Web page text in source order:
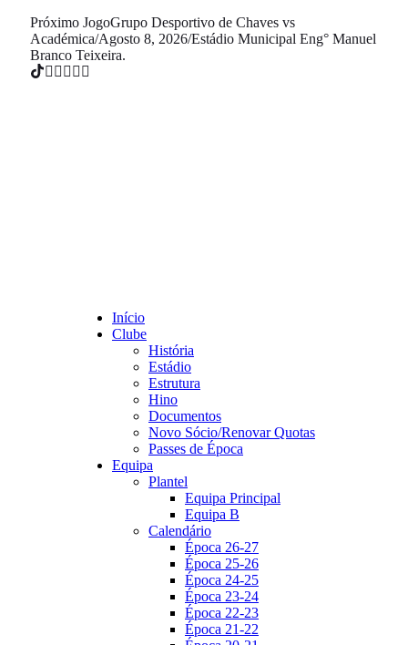
Próximo JogoGrupo Desportivo de Chaves vs
Académica/Agosto 8, 2026/Estádio Municipal Eng° Manuel
Branco Teixeira.
Início
Clube
História
Estádio
Estrutura
Hino
Documentos
Novo Sócio/Renovar Quotas
Passes de Época
Equipa
Plantel
Equipa Principal
Equipa B
Calendário
Época 26-27
Época 25-26
Época 24-25
Época 23-24
Época 22-23
Época 21-22